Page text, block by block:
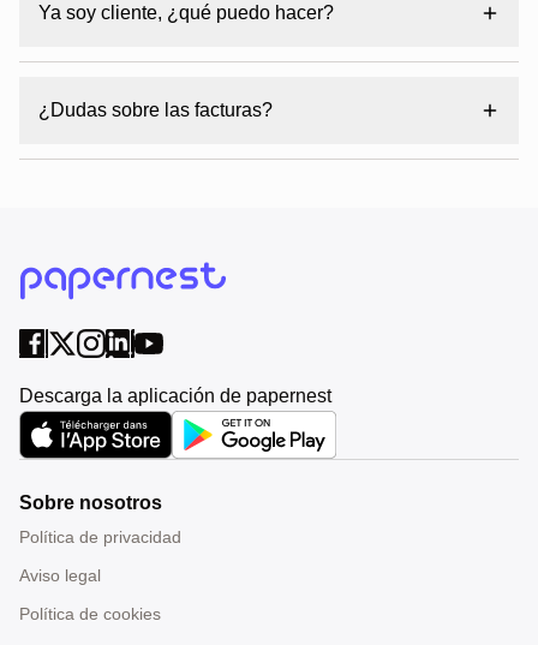
Ya soy cliente, ¿qué puedo hacer?
¿Dudas sobre las facturas?
Descarga la aplicación de papernest
Sobre nosotros
Política de privacidad
Aviso legal
Política de cookies